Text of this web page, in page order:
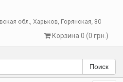
обл., Харьков, Горянская, 30
Корзина 0 (0 грн.)
Поиск